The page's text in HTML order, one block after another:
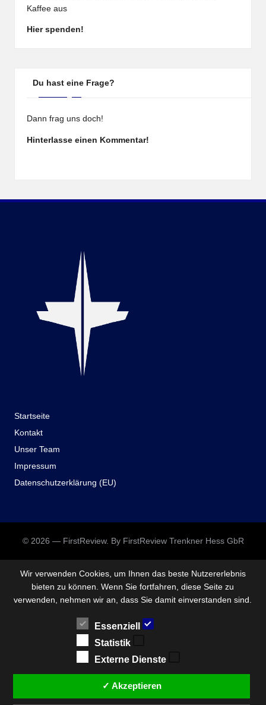
Kaffee aus
Hier spenden!
Du hast eine Frage?
Dann frag uns doch!
Hinterlasse einen Kommentar!
Startseite
Kontakt
Unser Team
Impressum
Datenschutzerklärung (EU)
© 2026 — FirstReview. By FirstReview Trenkner Hess GbR
Wir verwenden Cookies, um Ihnen das beste Nutzererlebnis
bieten zu können. Wenn Sie fortfahren, diese Seite zu
verwenden, nehmen wir an, dass Sie damit einverstanden sind.
Essenziell
Statistik
Externe Dienste
✓ Akzeptieren